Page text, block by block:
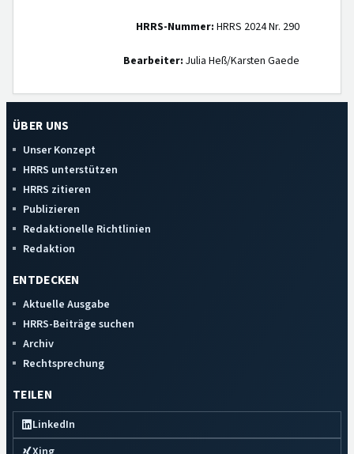
HRRS-Nummer: HRRS 2024 Nr. 290
Bearbeiter: Julia Heß/Karsten Gaede
ÜBER UNS
Unser Konzept
HRRS unterstützen
HRRS zitieren
Publizieren
Redaktionelle Richtlinien
Redaktion
ENTDECKEN
Aktuelle Ausgabe
HRRS-Beiträge suchen
Archiv
Rechtsprechung
TEILEN
LinkedIn